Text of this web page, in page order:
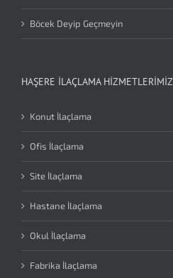
Böcek Deyip Geçmeyin
HAŞERE İLAÇLAMA HIZMETLERIMIZ
Konut İlaçlama
Ofis İlaçlama
Site İlaçlama
Hastane İlaçlama
Okul İlaçlama
Fabrika İlaçlama